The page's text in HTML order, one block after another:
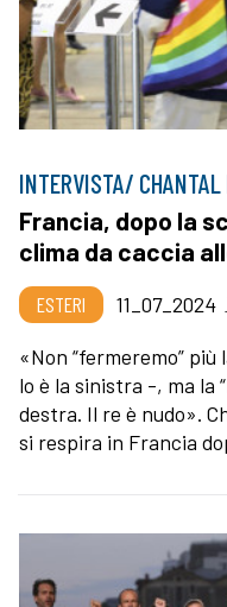
INTERVISTA/ CHANTAL
Francia, dopo la
clima da caccia
ESTERI 11_07_2024
«Non “fermeremo”
lo è la sinistra -, ma la
destra. Il re è nudo».
si respira in Francia